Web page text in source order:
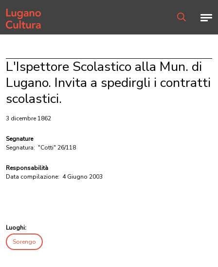
Home page
L'Ispettore Scolastico alla Mun. di
Lugano. Invita a spedirgli i contratti
scolastici.
3 dicembre 1862
Segnature
Segnatura: "Cotti" 26/118
Responsabilità
Data compilazione: 4 Giugno 2003
Luoghi:
Sorengo